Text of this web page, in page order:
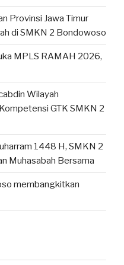
Provinsi Jawa Timur
di SMKN 2 Bondowoso
MPLS RAMAH 2026,
Wilayah
GTK SMKN 2
1448 H, SMKN 2
Muhasabah Bersama
membangkitkan